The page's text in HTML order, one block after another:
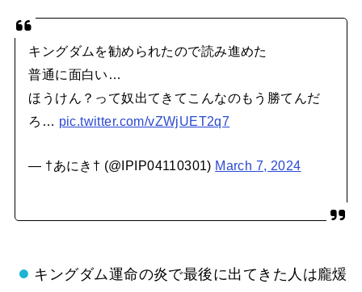
キングダムを勧められたので読み進めた
普通に面白い…
ほうけん？って奴出てきてこんなのもう勝てんだ
ろ… pic.twitter.com/vZWjUET2q7
— †あにき† (@IPIP04110301) March 7, 2024
キングダム運命の炎で最後に出てきた人は龐煖